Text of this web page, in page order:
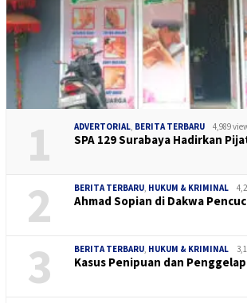
1 ADVERTORIAL BERITA TERBARU 4,989
SPA 129 Surabaya Hadirkan
2 BERITA TERBARU HUKUM & KRIMINAL
Ahmad Sopian di Dakwa
3 BERITA TERBARU HUKUM & KRIMINAL
Kasus Penipuan dan